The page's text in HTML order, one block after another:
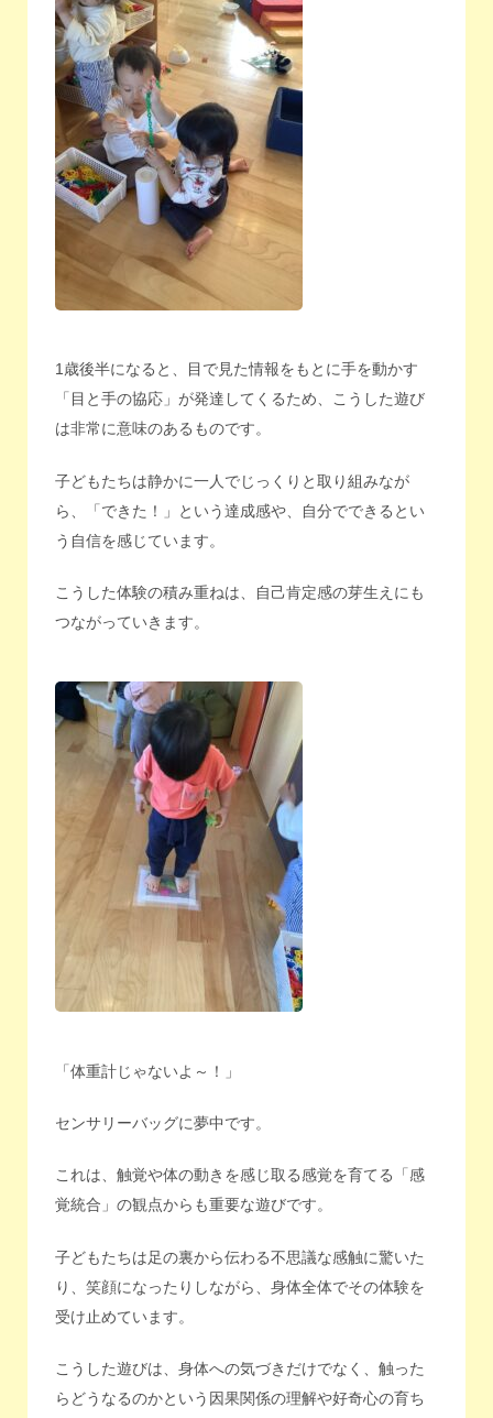
1歳後半になると、目で見た情報をもとに手を動かす
「目と手の協応」が発達してくるため、こうした遊び
は非常に意味のあるものです。
子どもたちは静かに一人でじっくりと取り組みなが
ら、「できた！」という達成感や、自分でできるとい
う自信を感じています。
こうした体験の積み重ねは、自己肯定感の芽生えにも
つながっていきます。
「体重計じゃないよ～！」
センサリーバッグに夢中です。
これは、触覚や体の動きを感じ取る感覚を育てる「感
覚統合」の観点からも重要な遊びです。
子どもたちは足の裏から伝わる不思議な感触に驚いた
り、笑顔になったりしながら、身体全体でその体験を
受け止めています。
こうした遊びは、身体への気づきだけでなく、触った
らどうなるのかという因果関係の理解や好奇心の育ち